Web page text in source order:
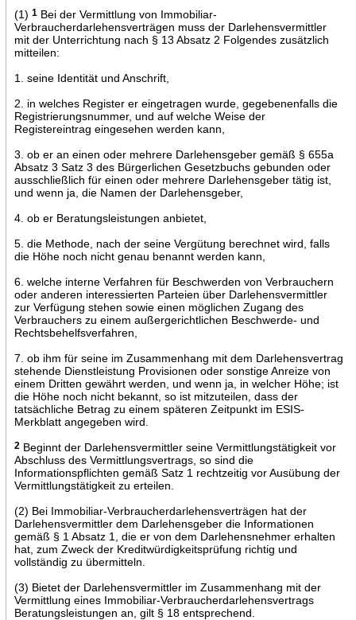
(1) 1Bei der Vermittlung von Immobiliar-
Verbraucherdarlehensverträgen muss der Darlehensvermittler
mit der Unterrichtung nach § 13 Absatz 2 Folgendes zusätzlich
mitteilen:
1. seine Identität und Anschrift,
2. in welches Register er eingetragen wurde, gegebenenfalls die
Registrierungsnummer, und auf welche Weise der
Registereintrag eingesehen werden kann,
3. ob er an einen oder mehrere Darlehensgeber gemäß § 655a
Absatz 3 Satz 3 des Bürgerlichen Gesetzbuchs gebunden oder
ausschließlich für einen oder mehrere Darlehensgeber tätig ist,
und wenn ja, die Namen der Darlehensgeber,
4. ob er Beratungsleistungen anbietet,
5. die Methode, nach der seine Vergütung berechnet wird, falls
die Höhe noch nicht genau benannt werden kann,
6. welche interne Verfahren für Beschwerden von Verbrauchern
oder anderen interessierten Parteien über Darlehensvermittler
zur Verfügung stehen sowie einen möglichen Zugang des
Verbrauchers zu einem außergerichtlichen Beschwerde- und
Rechtsbehelfsverfahren,
7. ob ihm für seine im Zusammenhang mit dem Darlehensvertrag
stehende Dienstleistung Provisionen oder sonstige Anreize von
einem Dritten gewährt werden, und wenn ja, in welcher Höhe; ist
die Höhe noch nicht bekannt, so ist mitzuteilen, dass der
tatsächliche Betrag zu einem späteren Zeitpunkt im ESIS-
Merkblatt angegeben wird.
2Beginnt der Darlehensvermittler seine Vermittlungstätigkeit vor
Abschluss des Vermittlungsvertrags, so sind die
Informationspflichten gemäß Satz 1 rechtzeitig vor Ausübung der
Vermittlungstätigkeit zu erteilen.
(2) Bei Immobiliar-Verbraucherdarlehensverträgen hat der
Darlehensvermittler dem Darlehensgeber die Informationen
gemäß § 1 Absatz 1, die er von dem Darlehensnehmer erhalten
hat, zum Zweck der Kreditwürdigkeitsprüfung richtig und
vollständig zu übermitteln.
(3) Bietet der Darlehensvermittler im Zusammenhang mit der
Vermittlung eines Immobiliar-Verbraucherdarlehensvertrags
Beratungsleistungen an, gilt § 18 entsprechend.